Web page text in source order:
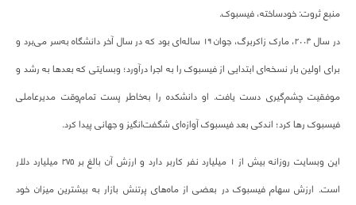
منبع ثروت: خودساخته، فیسبوک.
در سال ۲۰۰۴، مارک زاکربرگ، جوان ۱۹ ساله‌ای بود که در سال آخر دانشگاه به‌سر می‌برد و
برای اولین بار نسخه‌ای ابتدایی از فیسبوک را به اجرا درآورد؛ وبسایتی که بعدها به رشد و
موفقیت چشم‌گیری دست یافت. او دانشکده را به‌خاطر پست تمام‌وقت مدیرعاملی
فیسبوک رها کرد؛ اندکی بعد فیسبوک آوازه‌ای شگفت‌انگیز و جهانی پیدا کرد.
این وبسایت روزانه بیش از ۱ میلیارد نفر کاربر دارد و ارزش آن بالغ بر ۲۷۵ میلیارد دلار
است. ارزش سهام فیسبوک در بعضی از ماه‌های پرتنش بازار به بیشترین میزان خود